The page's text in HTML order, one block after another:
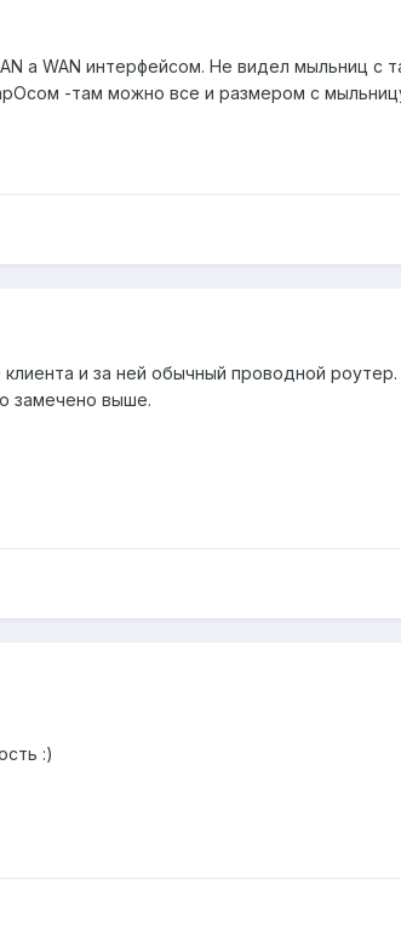
а WAN интерфейсом. Не видел мыльниц с
-там можно все и размером с
и за ней обычный проводной
замечено выше.
:)